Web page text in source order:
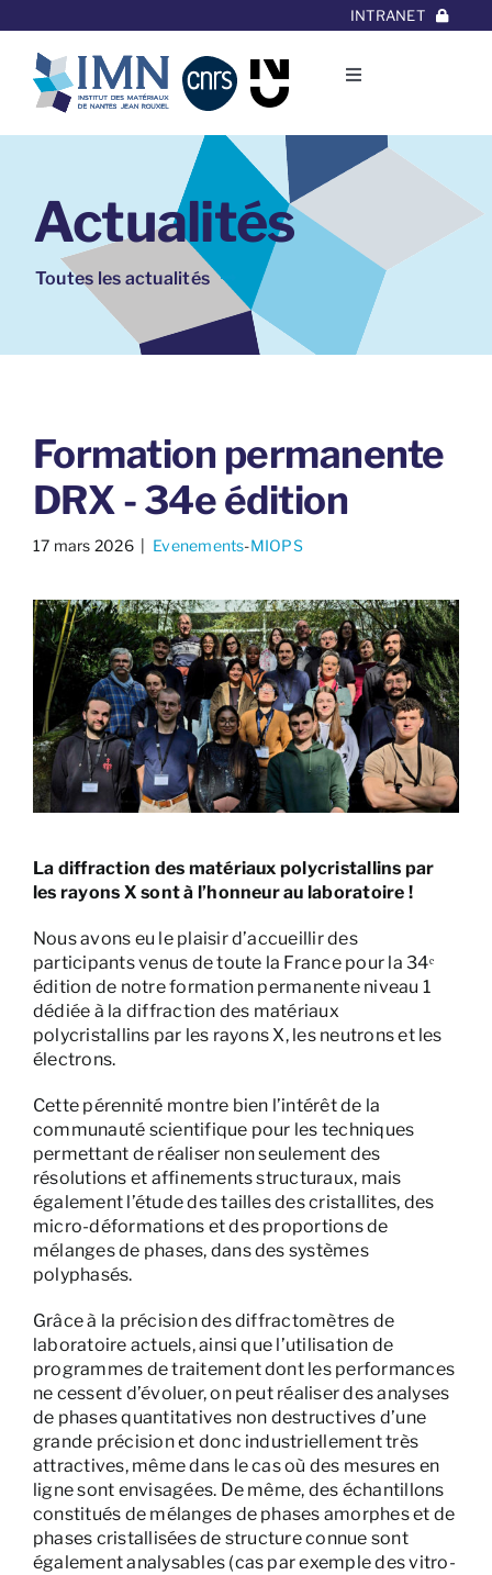
au
contenu
INTRANET
Toggle
L’Institut
Thématiques
Equipes
Projets/Collaborations
Actualités
Toutes les actualités
Formation permanente
DRX - 34e édition
17 mars 2026​ | Evenements-MIOPS
La diffraction des matériaux polycristallins par
les rayons X sont à l’honneur au laboratoire !
Nous avons eu le plaisir d’accueillir des
participants venus de toute la France pour la 34ᵉ
édition de notre formation permanente niveau 1
dédiée à la diffraction des matériaux
polycristallins par les rayons X, les neutrons et les
électrons.
Cette pérennité montre bien l’intérêt de la
communauté scientifique pour les techniques
permettant de réaliser non seulement des
résolutions et affinements structuraux, mais
également l’étude des tailles des cristallites, des
micro-déformations et des proportions de
mélanges de phases, dans des systèmes
polyphasés.
Grâce à la précision des diffractomètres de
laboratoire actuels, ainsi que l’utilisation de
programmes de traitement dont les performances
ne cessent d’évoluer, on peut réaliser des analyses
de phases quantitatives non destructives d’une
grande précision et donc industriellement très
attractives, même dans le cas où des mesures en
ligne sont envisagées. De même, des échantillons
constitués de mélanges de phases amorphes et de
phases cristallisées de structure connue sont
également analysables (cas par exemple des vitro-